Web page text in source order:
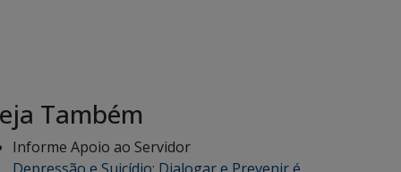
Também
Informe Apoio ao Servidor